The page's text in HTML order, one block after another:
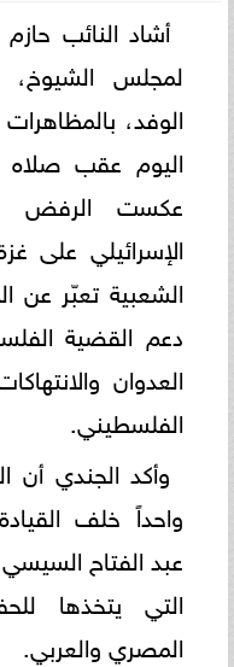
أشاد النائب
لمجلس الشيوخ،
الوفد،
اليوم عقب صلاه
عكست الرفض
الإسرائيلي على
الشعبية تعبّر عن
دعم القضية
العدوان
الفلسطيني.
وأكد الجندي
واحداً خلف
عبد الفتاح
التي يتخذها
المصري والعربي.